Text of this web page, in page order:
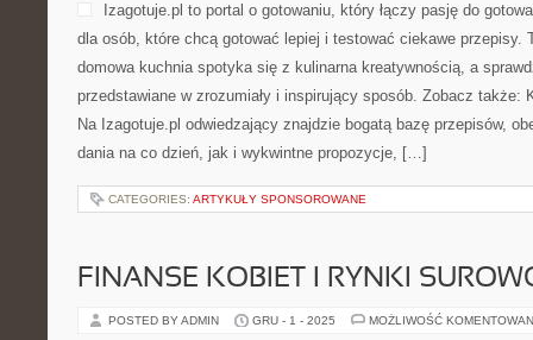
Izagotuje.pl to portal o gotowaniu, który łączy pasję do
dla osób, które chcą gotować lepiej i testować ciekawe przepisy.
domowa kuchnia spotyka się z kulinarna kreatywnością, a
przedstawiane w zrozumiały i inspirujący sposób. Zobacz także:
Na Izagotuje.pl odwiedzający znajdzie bogatą bazę przepisów,
dania na co dzień, jak i wykwintne propozycje, […]
CATEGORIES: ARTYKUŁY SPONSOROWANE
FINANSE KOBIET I RYNKI
POSTED BY ADMIN GRU - 1 - 2025 MOŻLIWOŚĆ